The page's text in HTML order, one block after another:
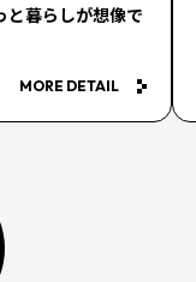
と暮らしが想像で
MORE DETAIL